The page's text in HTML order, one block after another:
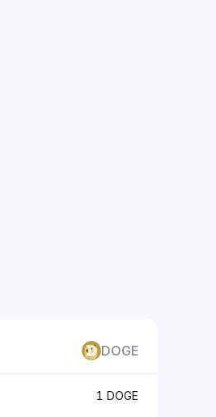
DOGE
1 DOGE